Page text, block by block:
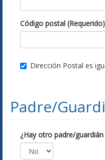
Código postal (Requerido)
Dirección Postal es
Padre/
¿Hay otro padre/